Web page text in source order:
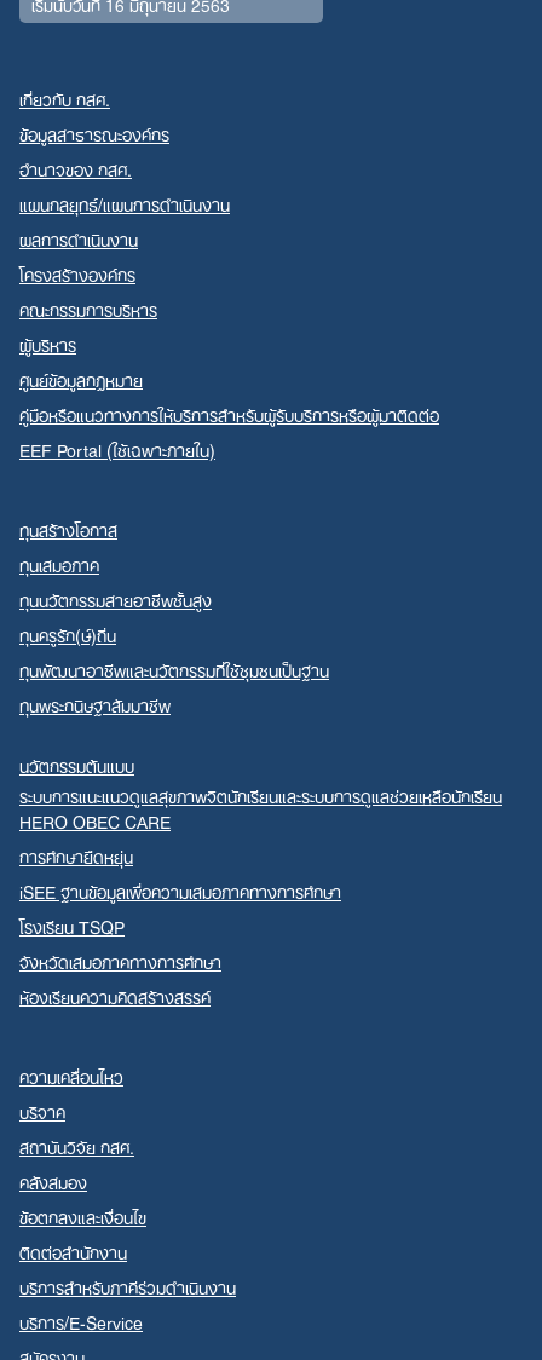
เกี่ยวกับ กสศ.
ข้อมูลสาธารณะองค์กร
อำนาจของ กสศ.
แผนกลยุทธ์/แผนการดำเนินงาน
ผลการดำเนินงาน
โครงสร้างองค์กร
คณะกรรมการบริหาร
ผู้บริหาร
ศูนย์ข้อมูลกฎหมาย
คู่มือหรือแนวทางการให้บริการสำหรับผู้รับบริการหรือผู้มาติดต่อ
EEF Portal (ใช้เฉพาะภายใน)
ทุนสร้างโอกาส
ทุนเสมอภาค
ทุนนวัตกรรมสายอาชีพชั้นสูง
ทุนครูรัก(ษ์)ถิ่น
ทุนพัฒนาอาชีพและนวัตกรรมที่ใช้ชุมชนเป็นฐาน
ทุนพระกนิษฐาสัมมาชีพ
นวัตกรรมต้นแบบ
ระบบการแนะแนวดูแลสุขภาพจิตนักเรียนและระบบการดูแลช่วยเหลือนักเรียน
HERO OBEC CARE
การศึกษายืดหยุ่น
iSEE ฐานข้อมูลเพื่อความเสมอภาคทางการศึกษา
โรงเรียน TSQP
จังหวัดเสมอภาคทางการศึกษา
ห้องเรียนความคิดสร้างสรรค์
ความเคลื่อนไหว
บริจาค
สถาบันวิจัย กสศ.
คลังสมอง
ข้อตกลงและเงื่อนไข
ติดต่อสำนักงาน
บริการสำหรับภาคีร่วมดำเนินงาน
บริการ/E-Service